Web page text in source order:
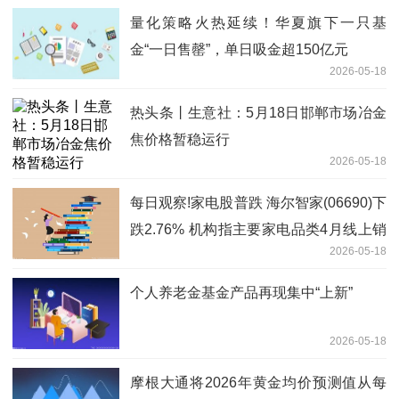
量化策略火热延续！华夏旗下一只基
金“一日售罄”，单日吸金超150亿元
2026-05-18
热头条丨生意社：5月18日邯郸市场冶金
焦价格暂稳运行
2026-05-18
每日观察!家电股普跌 海尔智家(06690)下
跌2.76% 机构指主要家电品类4月线上销
2026-05-18
个人养老金基金产品再现集中“上新”
2026-05-18
摩根大通将2026年黄金均价预测值从每